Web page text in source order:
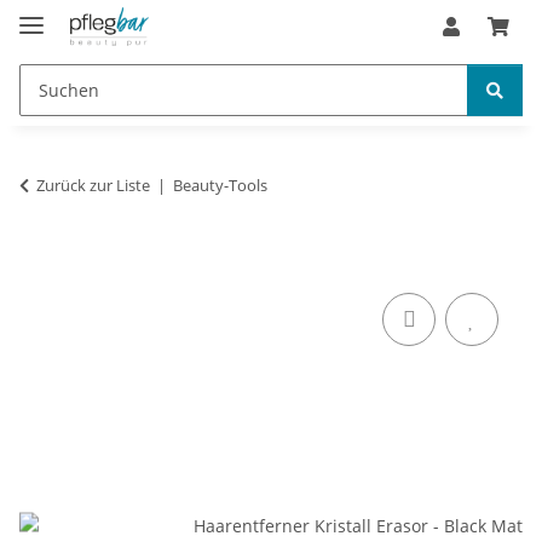
Zurück zur Liste Beauty-Tools